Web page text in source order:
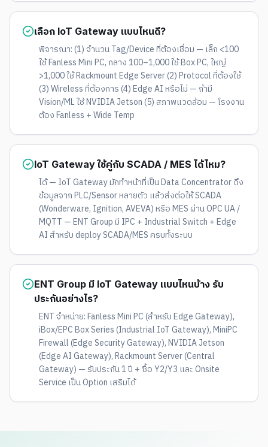
เลือก IoT Gateway แบบไหนดี?
พิจารณา: (1) จำนวน Tag/Device ที่ต้องเชื่อม — เล็ก <100
ใช้ Fanless Mini PC, กลาง 100–1,000 ใช้ Box PC, ใหญ่
>1,000 ใช้ Rackmount Edge Server (2) Protocol ที่ต้องใช้
(3) Wireless ที่ต้องการ (4) Edge AI หรือไม่ — ถ้ามี
Vision/ML ใช้ NVIDIA Jetson (5) สภาพแวดล้อม — โรงงาน
ต้อง Fanless + Wide Temp
IoT Gateway ใช้คู่กับ SCADA / MES ได้ไหม?
ได้ — IoT Gateway มักทำหน้าที่เป็น Data Concentrator ดึง
ข้อมูลจาก PLC/Sensor หลายตัว แล้วส่งต่อให้ SCADA
(Wonderware, Ignition, AVEVA) หรือ MES ผ่าน OPC UA /
MQTT — ENT Group มี IPC + Industrial Switch + Edge
AI สำหรับ deploy SCADA/MES ครบทั้งระบบ
ENT Group มี IoT Gateway แบบไหนบ้าง รับ
ประกันอย่างไร?
ENT จำหน่าย: Fanless Mini PC (สำหรับ Edge Gateway),
iBox/EPC Box Series (Industrial IoT Gateway), MiniPC
Firewall (Edge Security Gateway), NVIDIA Jetson
(Edge AI Gateway), Rackmount Server (Central
Gateway) — รับประกัน 1 ปี + ซื้อ Y2/Y3 และ Onsite
Service เป็น Option เสริมได้